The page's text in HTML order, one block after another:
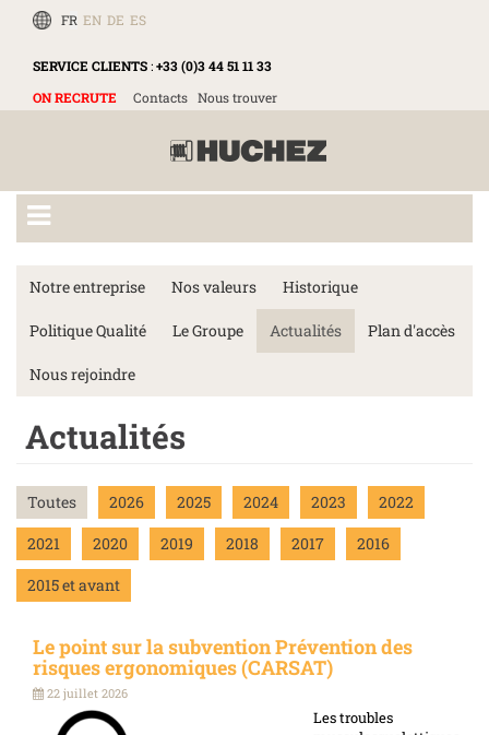
FR EN DE ES
SERVICE CLIENTS:+33 (0)3 44 51 11 33
ON RECRUTE
Contacts Nous trouver
Notre entreprise Nos valeurs Historique
Politique Qualité Le Groupe Actualités Plan d'accès
Nous rejoindre
Actualités
Toutes 2026 2025 2024 2023
2022
2021
2020 2019 2018 2017
2016
2015 et avant
Le point sur la subvention Prévention des
risques ergonomiques (CARSAT)
22 juillet 2026
Les troubles